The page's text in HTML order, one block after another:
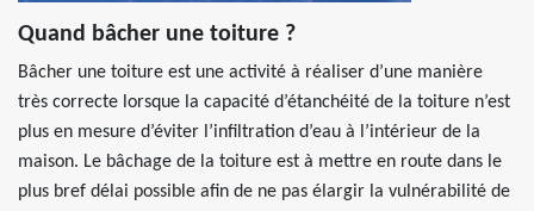
Quand bâcher une toiture ?
Bâcher une toiture est une activité à réaliser d’une manière
très correcte lorsque la capacité d’étanchéité de la toiture n’est
plus en mesure d’éviter l’infiltration d’eau à l’intérieur de la
maison. Le bâchage de la toiture est à mettre en route dans le
plus bref délai possible afin de ne pas élargir la vulnérabilité de